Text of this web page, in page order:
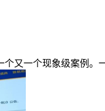
又一个现象级案例。